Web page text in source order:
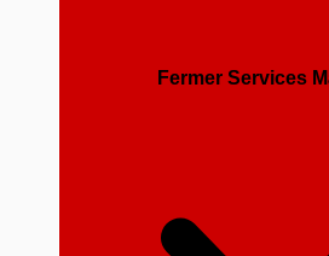
Fermer Services